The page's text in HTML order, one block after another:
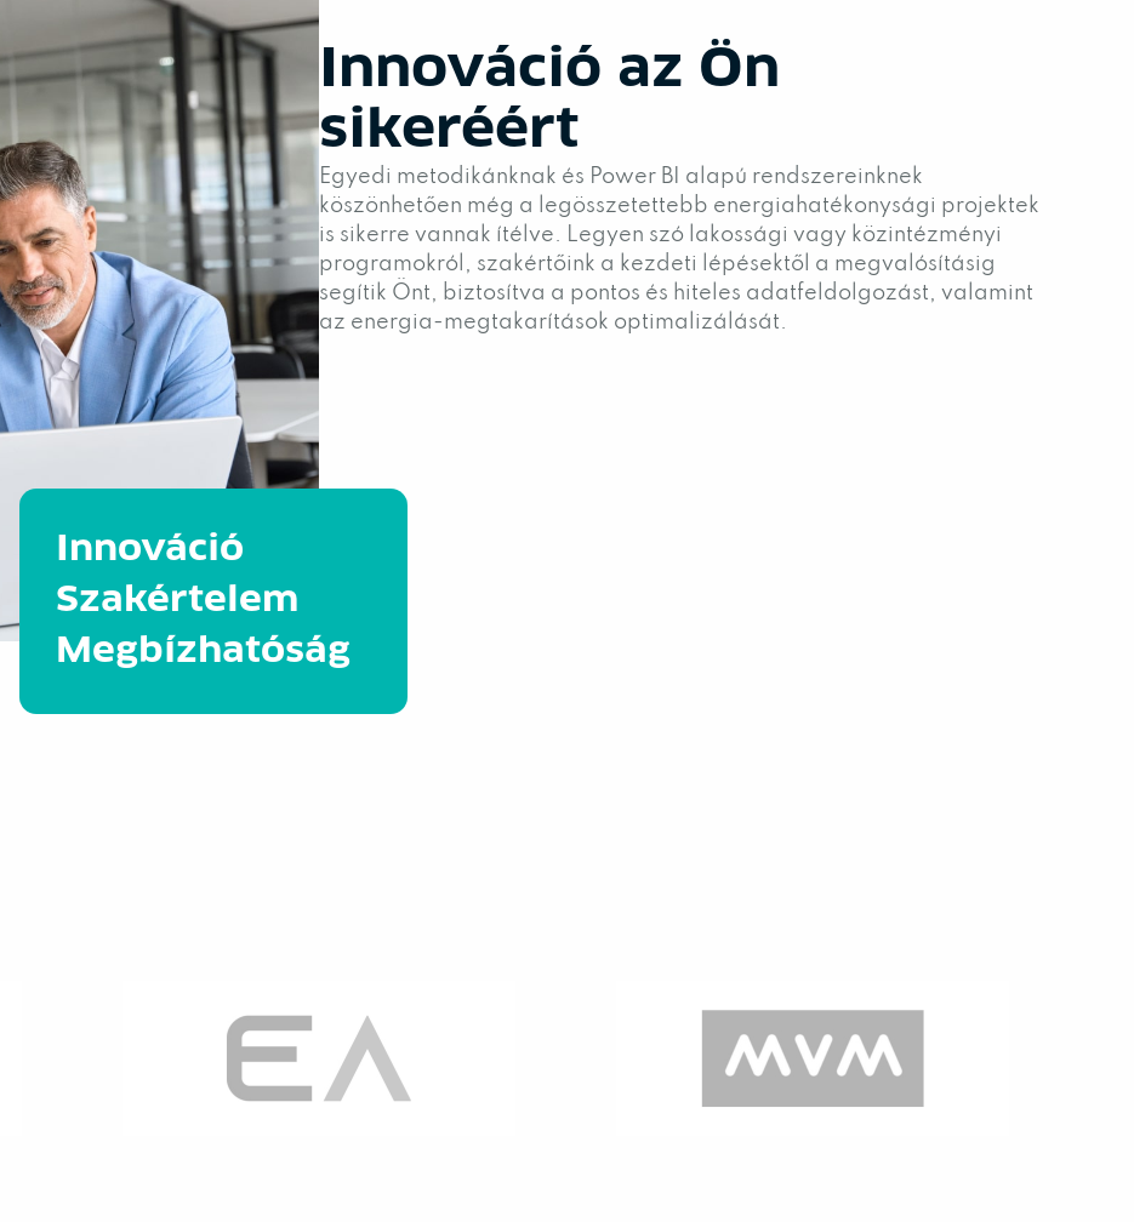
Innováció
Szakértelem
Megbízhatóság
Innováció az Ön
sikeréért
Egyedi metodikánknak és Power BI alapú rendszereinknek
köszönhetően még a legösszetettebb energiahatékonysági projektek
is sikerre vannak ítélve. Legyen szó lakossági vagy közintézményi
programokról, szakértőink a kezdeti lépésektől a megvalósításig
segítik Önt, biztosítva a pontos és hiteles adatfeldolgozást, valamint
az energia-megtakarítások optimalizálását.